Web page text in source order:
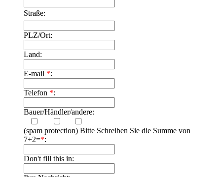
Straße:
PLZ/Ort:
Land:
E-mail *:
Telefon *:
Bauer/Händler/andere:
(spam protection) Bitte Schreiben Sie die Summe von
7+2=*:
Don't fill this in: